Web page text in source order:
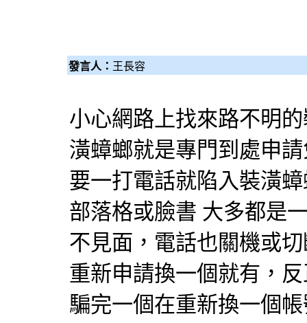
發言人： 王長容
小心網路上找來路不明
潢蟑螂就是專門到處申
要一打電話就陷入裝潢
部落格或臉書 大多都是
不見面，電話也關機或
重新申請換一個就有，
騙完一個在重新換一個